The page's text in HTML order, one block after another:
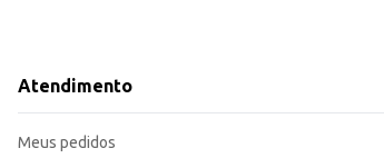
Atendimento
Meus pedidos